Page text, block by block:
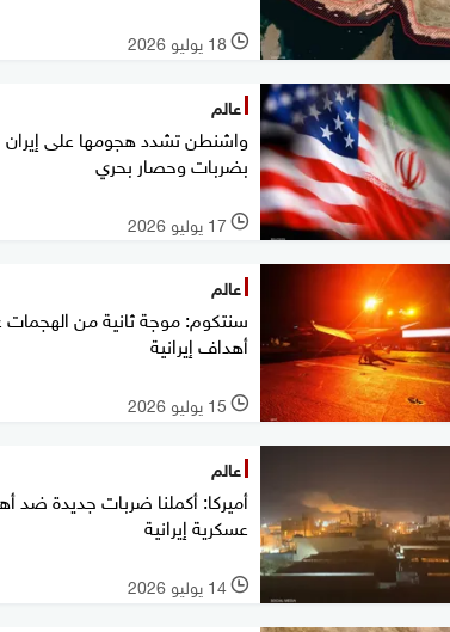
l 18 يوليو 2026
عالم
واشنطن تشدد هجومها على إيران
بضربات وحصار بحري
l 17 يوليو 2026
عالم
سنتكوم: موجة ثانية من
أهداف إيرانية
l 15 يوليو 2026
عالم
أميركا: أكملنا ضربات جديدة ضد
عسكرية إيرانية
l 14 يوليو 2026